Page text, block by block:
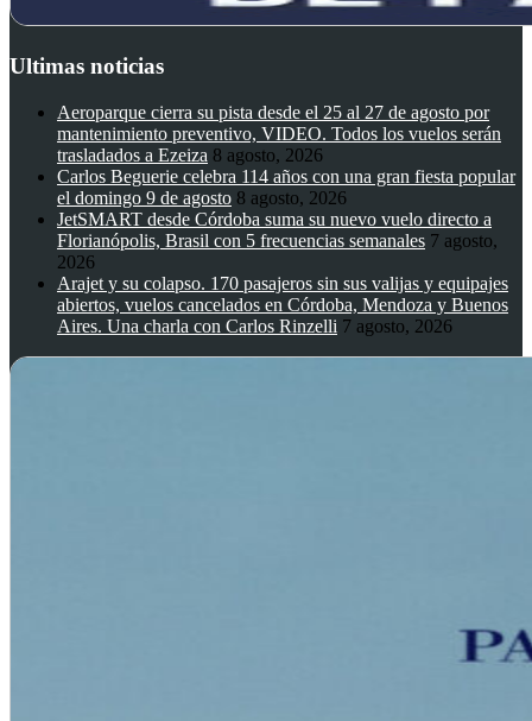
Ultimas noticias
Aeroparque cierra su pista desde el 25 al 27 de agosto por
mantenimiento preventivo, VIDEO. Todos los vuelos serán
trasladados a Ezeiza 8 agosto, 2026
Carlos Beguerie celebra 114 años con una gran fiesta popular
el domingo 9 de agosto 8 agosto, 2026
JetSMART desde Córdoba suma su nuevo vuelo directo a
Florianópolis, Brasil con 5 frecuencias semanales 7 agosto,
2026
Arajet y su colapso. 170 pasajeros sin sus valijas y equipajes
abiertos, vuelos cancelados en Córdoba, Mendoza y Buenos
Aires. Una charla con Carlos Rinzelli 7 agosto, 2026